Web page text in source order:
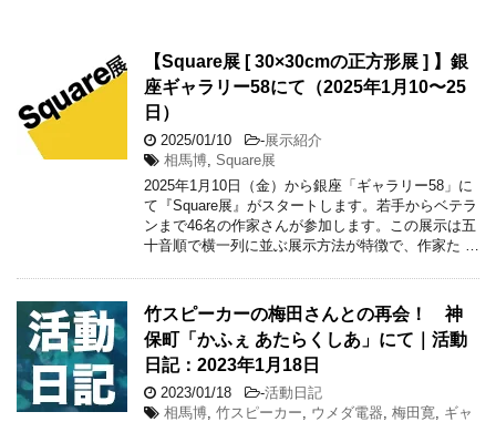
【Square展 [ 30×30cmの正方形展 ] 】銀
座ギャラリー58にて（2025年1月10〜25
日）
2025/01/10 -展示紹介
相馬博 Square展
2025年1月10日（金）から銀座「ギャラリー58」に
て『Square展』がスタートします。若手からベテラ
ンまで46名の作家さんが参加します。この展示は五
十音順で横一列に並ぶ展示方法が特徴で、作家た …
竹スピーカーの梅田さんとの再会！ 神
保町「かふぇ あたらくしあ」にて｜活動
日記：2023年1月18日
2023/01/18 -活動日記
相馬博 竹スピーカー ウメダ電器 梅田寛 ギャ